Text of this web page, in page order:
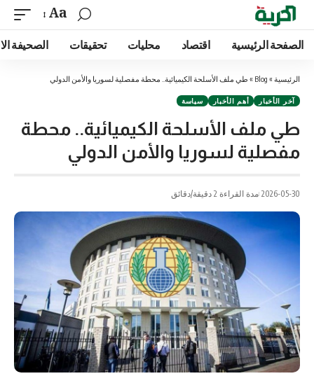
Aa
الصفحة الرئيسية اقتصاد محليات تحقيقات الصحيفة
الرئيسية »
Blog
» طي ملف الأسلحة الكيميائية.. محطة مفصلية لسوريا والأمن الدولي
آخر الأخبار أهم الأخبار سياسة
طي ملف الأسلحة الكيميائية.. محطة
مفصلية لسوريا والأمن الدولي
2026-05-30 مدة القراءة 2 دقيقة/دقائق